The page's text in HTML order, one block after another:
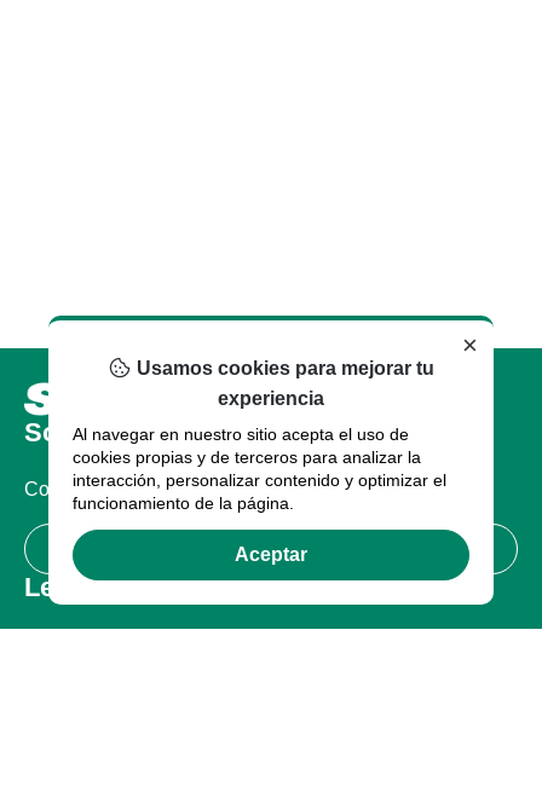
Sobre nosotros
Compañia
Certificaciones
Legal
×
Usamos cookies para mejorar tu
experiencia
Al navegar en nuestro sitio acepta el uso de
cookies propias y de terceros para analizar la
interacción, personalizar contenido y optimizar el
funcionamiento de la página.
Aceptar